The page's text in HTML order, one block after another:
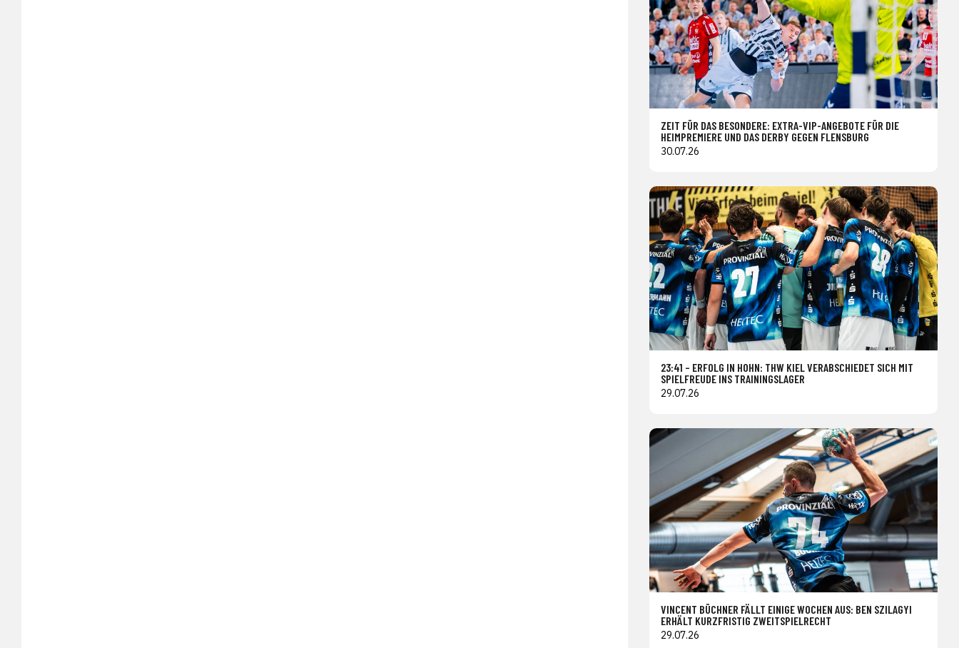
ZEIT FÜR DAS BESONDERE: EXTRA-VIP-ANGEBOTE FÜR DIE
HEIMPREMIERE UND DAS DERBY GEGEN FLENSBURG
30.07.26
23:41 – ERFOLG IN HOHN: THW KIEL VERABSCHIEDET SICH MIT
SPIELFREUDE INS TRAININGSLAGER
29.07.26
VINCENT BÜCHNER FÄLLT EINIGE WOCHEN AUS: BEN SZILAGYI
ERHÄLT KURZFRISTIG ZWEITSPIELRECHT
29.07.26